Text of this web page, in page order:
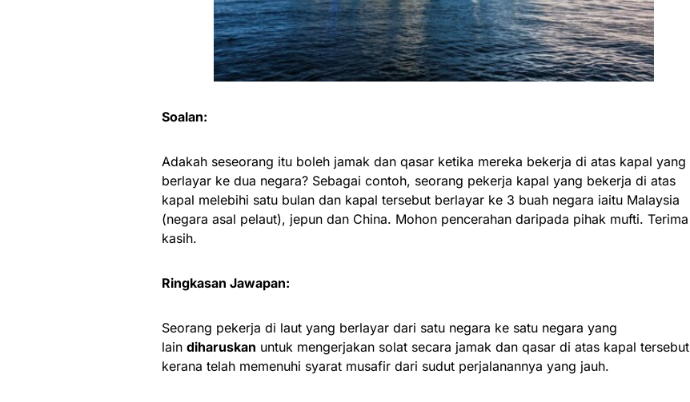
Soalan:
Adakah seseorang itu boleh jamak dan qasar ketika mereka bekerja di atas kapal yang
berlayar ke dua negara? Sebagai contoh, seorang pekerja kapal yang bekerja di atas
kapal melebihi satu bulan dan kapal tersebut berlayar ke 3 buah negara iaitu Malaysia
(negara asal pelaut), jepun dan China. Mohon pencerahan daripada pihak mufti. Terima
kasih.
Ringkasan Jawapan:
Seorang pekerja di laut yang berlayar dari satu negara ke satu negara yang
lain diharuskan untuk mengerjakan solat secara jamak dan qasar di atas kapal tersebut
kerana telah memenuhi syarat musafir dari sudut perjalanannya yang jauh.